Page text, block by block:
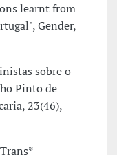
learnt from
Gender,
sobre o
Pinto de
23(46),